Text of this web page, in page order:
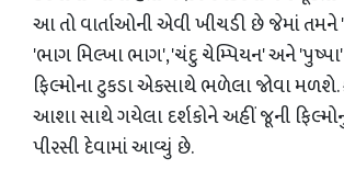
આ તો વાર્તાઓની એવી ખીચડી છે જેમાં
'ભાગ મિલ્ખા ભાગ', 'ચંદુ ચેમ્પિયન' અને
ફિલ્મોના ટુકડા એકસાથે ભળેલા જોવા મળશે.
આશા સાથે ગયેલા દર્શકોને અહીં જૂની
પીરસી દેવામાં આવ્યું છે.